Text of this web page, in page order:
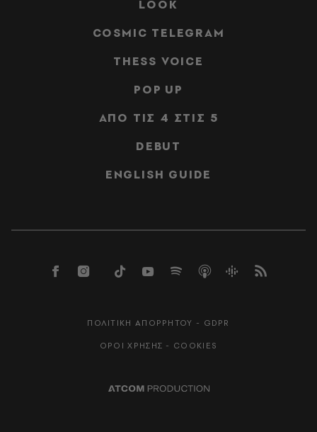
LOOK
COSMIC TELEGRAM
THESS VOICE
POP UP
ΑΠΟ ΤΙΣ 4 ΣΤΙΣ 5
DEBUT
ENGLISH GUIDE
ΠΟΛΙΤΙΚΗ ΑΠΟΡΡΗΤΟΥ - GDPR
ΟΡΟΙ ΧΡΗΣΗΣ - COOKIES